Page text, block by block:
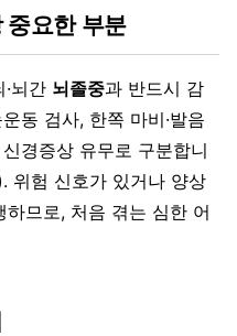
요한 부분
뇌간 뇌졸중과 반드시 감
동 검사, 한쪽 마비·발음
경증상 유무로 구분합니
위험 신호가 있거나 양상
므로, 처음 겪는 심한 어